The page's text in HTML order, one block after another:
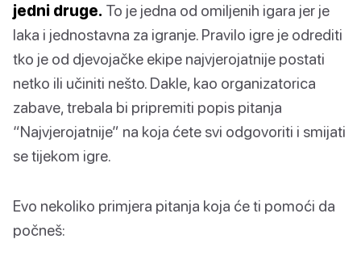
jedni druge. To je jedna od omiljenih igara jer je
laka i jednostavna za igranje. Pravilo igre je odrediti
tko je od djevojačke ekipe najvjerojatnije postati
netko ili učiniti nešto. Dakle, kao organizatorica
zabave, trebala bi pripremiti popis pitanja
“Najvjerojatnije” na koja ćete svi odgovoriti i smijati
se tijekom igre.
Evo nekoliko primjera pitanja koja će ti pomoći da
počneš: